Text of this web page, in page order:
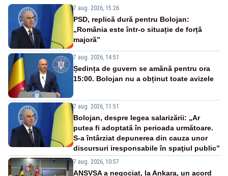
7 aug. 2026, 15:26
PSD, replică dură pentru Bolojan:
„România este într-o situație de forță
majoră”
7 aug. 2026, 14:51
Ședința de guvern se amână pentru ora
15:00. Bolojan nu a obținut toate avizele
7 aug. 2026, 11:51
Bolojan, despre legea salarizării: „Ar
putea fi adoptată în perioada următoare.
S-a întârziat depunerea din cauza unor
discursuri iresponsabile în spaţiul public”
7 aug. 2026, 10:57
ANSVSA a negociat, la Ankara, un acord